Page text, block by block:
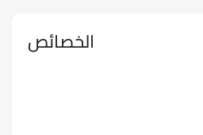
الخصائص